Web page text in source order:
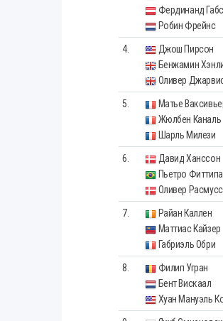
Фердинанд
Робин Фрейнс
4.
Джош Пирсон
Бенжамин
Оливер
5.
Матье
Жюлбен Каналь
Шарль Милези
6.
Давид Ханссон
Пьетро
Оливер
7.
Райан Каллен
Маттиас Кайзер
Габриэль Обри
8.
Филип Угран
Бент Вискаал
Хуан Мануэль